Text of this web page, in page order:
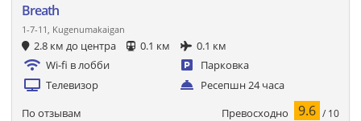
Breath
1-7-11, Kugenumakaigan
2.8 км до центра 0.1 км
0.1 км
Wi-fi в лобби
Парковка
Телевизор
Ресепшн 24 часа
По отзывам Превосходно 9.6 / 10